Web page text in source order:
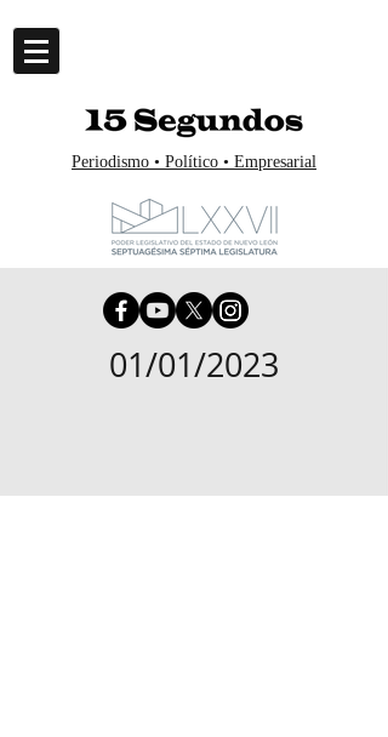
Periodismo • Político • Empresarial
01/01/2023